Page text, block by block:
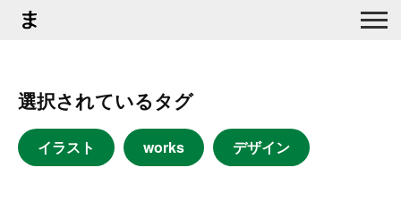
選択されているタグ
イラスト works デザイン